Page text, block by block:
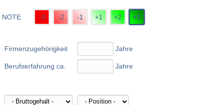
NOTE -3 -2 -1 +1 +2 +3
Firmenzugehörigkeit
Berufserfahrung ca.
Jahre
Jahre